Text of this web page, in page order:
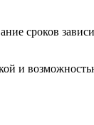
сроков
и